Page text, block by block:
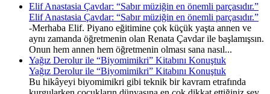
Elif Anastasia Çavdar: “Sabır müziğin en önemli parçasıdır.”
Elif Anastasia Çavdar: “Sabır müziğin en önemli parçasıdır.”
-Merhaba Elif. Piyano eğitimine çok küçük yaşta annen ve
aynı zamanda öğretmenin olan Renata Çavdar ile başlamışsın.
Onun hem annen hem öğretmenin olması sana nasıl...
Yağız Derolur ile “Biyomimikri” Kitabını Konuştuk
Yağız Derolur ile “Biyomimikri” Kitabını Konuştuk
Bu hikâyeyi biyomimikri gibi teknik bir kavram etrafında